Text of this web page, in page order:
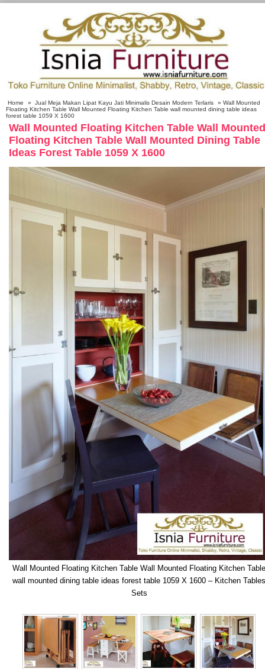
Home » Jual Meja Makan Lipat Kayu Jati Minimalis Desain Modern Terlaris
» Wall Mounted
Floating Kitchen Table Wall Mounted Floating Kitchen Table wall mounted dining table ideas
forest table 1059 X 1600
Wall Mounted Floating Kitchen Table Wall Mounted
Floating Kitchen Table Wall Mounted Dining Table
Ideas Forest Table 1059 X 1600
Wall Mounted Floating Kitchen Table Wall Mounted Floating Kitchen Table
wall mounted dining table ideas forest table 1059 X 1600 – Kitchen Tables
Sets